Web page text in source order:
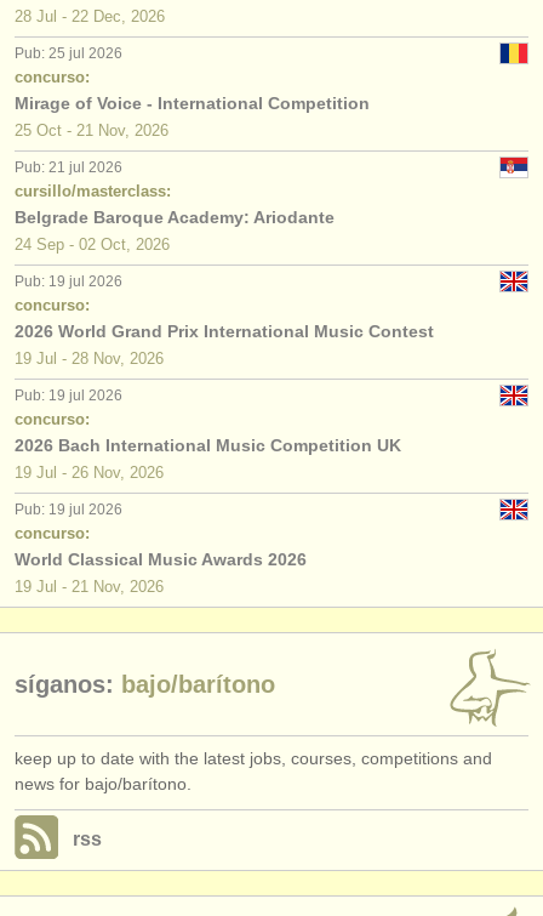
28 Jul - 22 Dec, 2026
Pub: 25 jul 2026
concurso:
Mirage of Voice - International Competition
25 Oct - 21 Nov, 2026
Pub: 21 jul 2026
cursillo/masterclass:
Belgrade Baroque Academy: Ariodante
24 Sep - 02 Oct, 2026
Pub: 19 jul 2026
concurso:
2026 World Grand Prix International Music Contest
19 Jul - 28 Nov, 2026
Pub: 19 jul 2026
concurso:
2026 Bach International Music Competition UK
19 Jul - 26 Nov, 2026
Pub: 19 jul 2026
concurso:
World Classical Music Awards 2026
19 Jul - 21 Nov, 2026
síganos: bajo/barítono
keep up to date with the latest jobs, courses, competitions and
news for bajo/barítono.
rss